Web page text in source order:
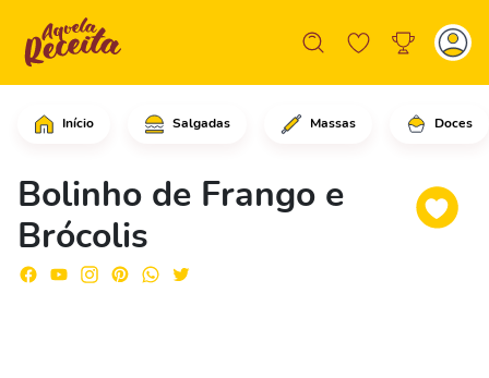
Início Salgadas Massas Doces
Bolinho de Frango e
Brócolis
Comece ralando o peito de frango